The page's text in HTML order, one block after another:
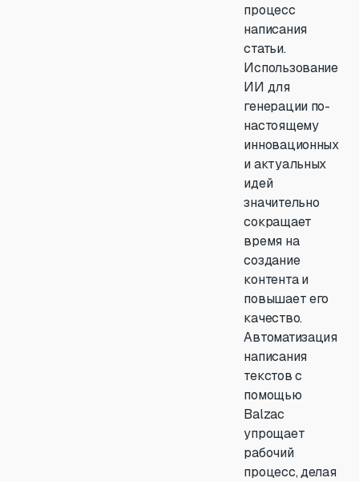
процесс
написания
статьи.
Использование
ИИ для
генерации по-
настоящему
инновационных
и актуальных
идей
значительно
сокращает
время на
создание
контента и
повышает его
качество.
Автоматизация
написания
текстов с
помощью
Balzac
упрощает
рабочий
процесс, делая